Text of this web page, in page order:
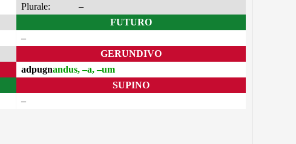
Plurale:
–
FUTURO
–
GERUNDIVO
adpugnandus, –a, –um
SUPINO
–